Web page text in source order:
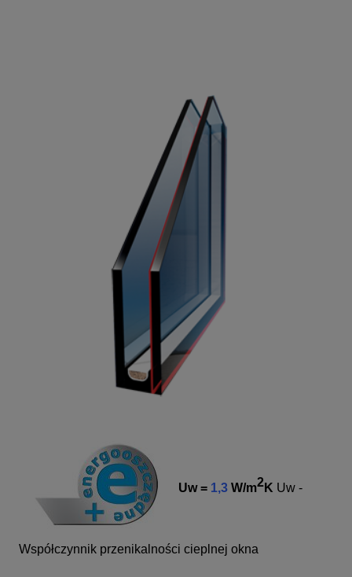
Uw = 1,3 W/m2K Uw -
Współczynnik przenikalności cieplnej okna